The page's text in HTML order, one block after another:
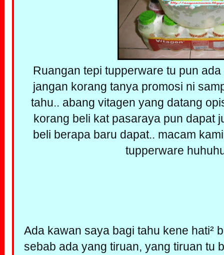
Ruangan tepi tupperware tu pun
jangan korang tanya promosi ni
tahu.. abang vitagen yang datang
korang beli kat pasaraya pun dapat
beli berapa baru dapat.. macam
tupperware
Ada kawan saya bagi tahu kene hati²
sebab ada yang tiruan, yang tiruan tu